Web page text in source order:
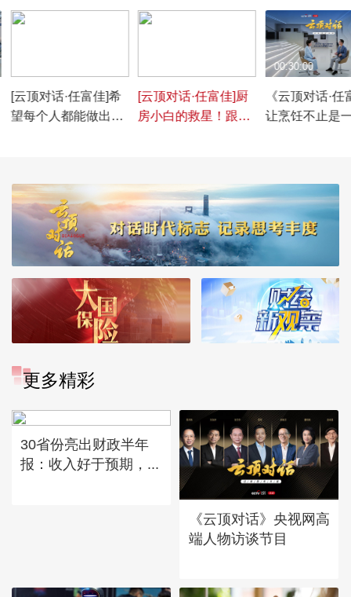
[云顶对话·任富佳]希
望每个人都能做出属
[云顶对话·任富佳]厨
房小白的救星！跟着
《云顶对话·任
让烹饪不止是
00:30:00
更多精彩
30省份亮出财政半年
报：收入好于预期，...
《云顶对话》央视网高
端人物访谈节目